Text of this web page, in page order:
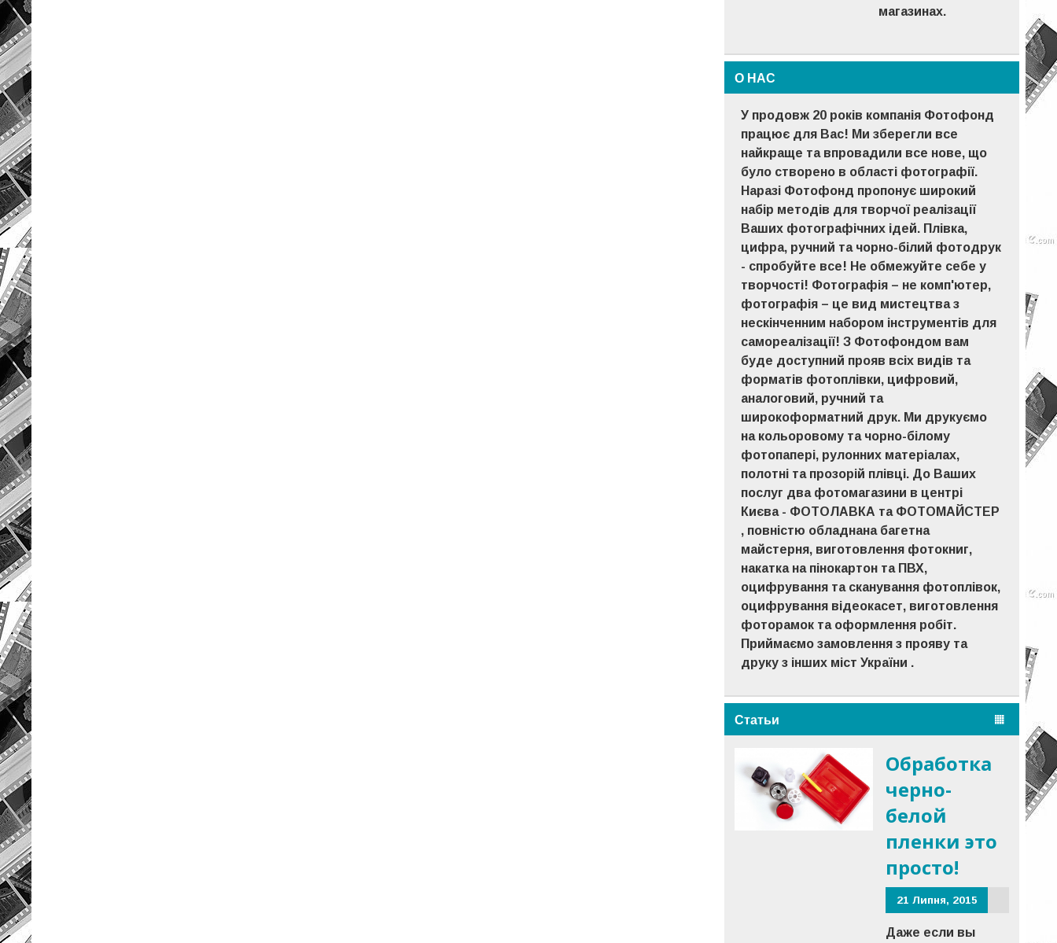
магазинах.
О НАС
У продовж 20 років компанія Фотофонд
працює для Вас! Ми зберегли все
найкраще та впровадили все нове, що
було створено в області фотографії.
Наразі Фотофонд пропонує широкий
набір методів для творчої реалізації
Ваших фотографічних ідей. Плівка,
цифра, ручний та чорно-білий фотодрук
- спробуйте все! Не обмежуйте себе у
творчості! Фотографія – не комп'ютер,
фотографія – це вид мистецтва з
нескінченним набором інструментів для
самореалізації! З Фотофондом вам
буде доступний прояв всіх видів та
форматів фотоплівки, цифровий,
аналоговий, ручний та
широкоформатний друк. Ми друкуємо
на кольоровому та чорно-білому
фотопапері, рулонних матеріалах,
полотні та прозорій плівці. До Ваших
послуг два фотомагазини в центрі
Києва - ФОТОЛАВКА та ФОТОМАЙСТЕР
, повністю обладнана багетна
майстерня, виготовлення фотокниг,
накатка на пінокартон та ПВХ,
оцифрування та сканування фотоплівок,
оцифрування відеокасет, виготовлення
фоторамок та оформлення робіт.
Приймаємо замовлення з прояву та
друку з інших міст України .
Статьи
Обработка
черно-
белой
пленки это
просто!
21 Липня, 2015
Даже если вы